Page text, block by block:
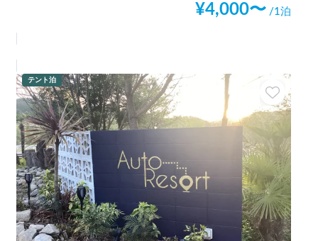
¥4,000〜 /1泊
テント泊